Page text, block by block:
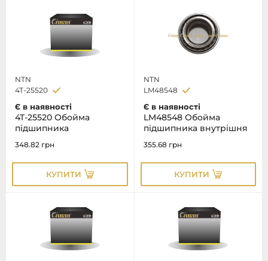
NTN
4T-25520
Є в наявності
4T-25520 Обойма
підшипника
348.82 грн
КУПИТИ
NTN
LM48548
Є в наявності
LM48548 Обойма
підшипника внутрішня
355.68 грн
КУПИТИ